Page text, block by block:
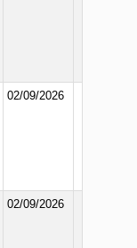
02/09/2026
02/09/2026